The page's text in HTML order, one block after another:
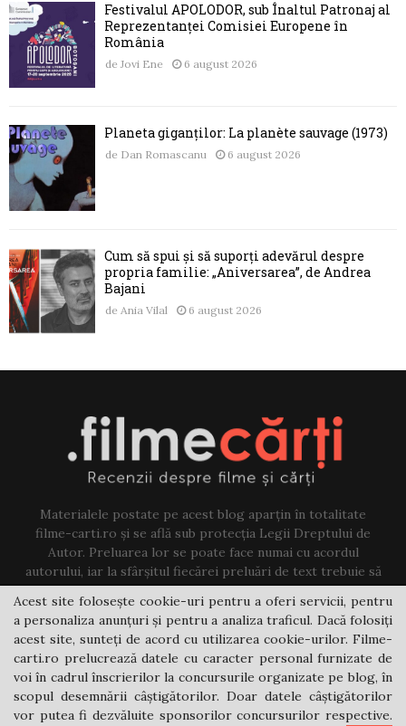
Festivalul APOLODOR, sub Înaltul Patronaj al
Reprezentanței Comisiei Europene în
România
de Jovi Ene 6 august 2026
Planeta giganților: La planète sauvage (1973)
de Dan Romascanu 6 august 2026
Cum să spui și să suporți adevărul despre
propria familie: „Aniversarea”, de Andrea
Bajani
de Ania Vilal 6 august 2026
Materialele postate pe acest blog aparțin în totalitate
filme-carti.ro și se află sub protecția Legii Dreptului de
Autor. Preluarea lor se poate face numai cu acordul
autorului, iar la sfârșitul fiecărei preluări de text trebuie să
existe un link către acest blog.
Contact us:jovi@filme-carti.ro
Acest site folosește cookie-uri pentru a oferi servicii, pentru
a personaliza anunțuri și pentru a analiza traficul. Dacă folosiți
acest site, sunteți de acord cu utilizarea cookie-urilor. Filme-
carti.ro prelucrează datele cu caracter personal furnizate de
voi în cadrul înscrierilor la concursurile organizate pe blog, în
scopul desemnării câștigătorilor. Doar datele câștigătorilor
vor putea fi dezvăluite sponsorilor concursurilor respective.